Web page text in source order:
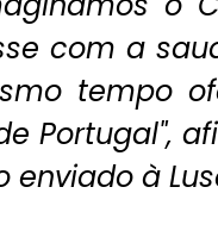
com a
tempo
Portugal",
enviado à